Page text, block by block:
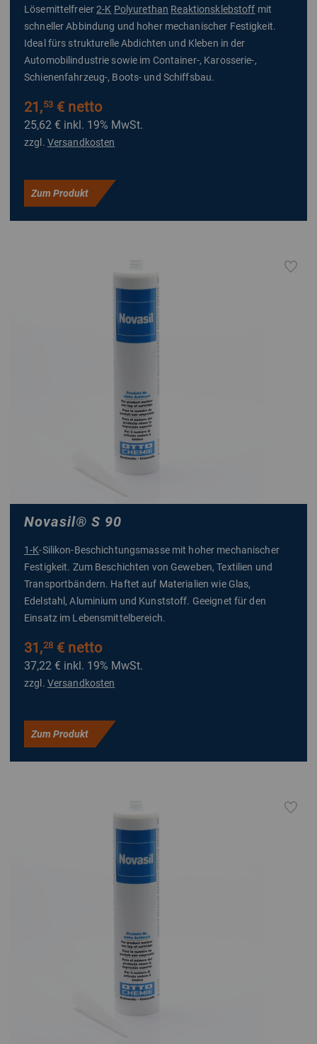
Lösemittelfreier2-K Polyurethan Reaktionsklebstoff mit
schneller Abbindung und hoher mechanischer Festigkeit.
Ideal fürs strukturelle Abdichten und Kleben in der
Automobilindustrie sowie im Container-, Karosserie-,
Schienenfahrzeug-, Boots- und Schiffsbau.
21,53€ netto
25,62 € inkl. 19% MwSt.
zzgl. Versandkosten
Zum Produkt
Novasil® S 90
1-K-Silikon-Beschichtungsmasse mit hoher mechanischer
Festigkeit. Zum Beschichten von Geweben, Textilien und
Transportbändern. Haftet auf Materialien wie Glas,
Edelstahl, Aluminium und Kunststoff. Geeignet für den
Einsatz im Lebensmittelbereich.
31,28€ netto
37,22 € inkl. 19% MwSt.
zzgl. Versandkosten
Zum Produkt